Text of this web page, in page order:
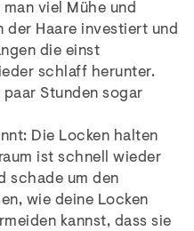
viel Mühe und
der Haare investiert und
die einst
schlaff herunter.
Stunden sogar
Die Locken halten
ist schnell wieder
schade um den
wie deine Locken
kannst, dass sie